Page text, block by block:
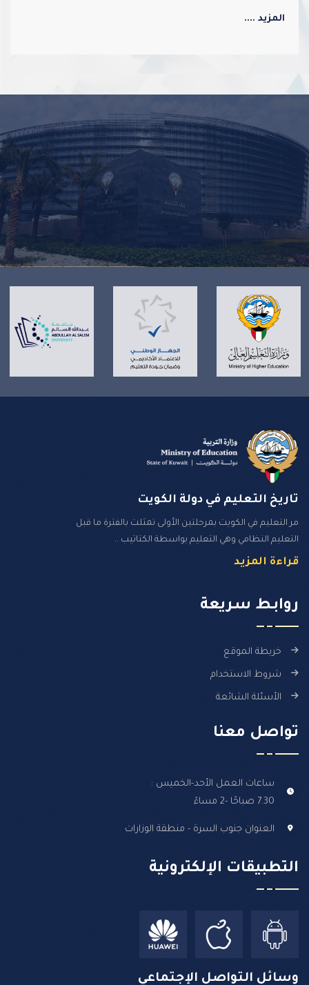
المزيد ....
تاريخ التعليم في دولة الكويت
مر التعليم في الكويت بمرحلتين الأولى تمثلت بالفترة ما قبل
التعليم النظامي وهي التعليم بواسطة الكتاتيب ..
قراءة المزيد
روابـط سـريعة
خريطة الموقع
شروط الاستخدام
الأسئلة الشائعة
تواصل معنا
ساعات العمل الأحد-الخميس :
7.30 صباحًا -2 مساءً
العنوان جنوب السرة - منطقة الوزارات
التطبيقات الإلكترونية
وسائل التواصل الإجتماعي